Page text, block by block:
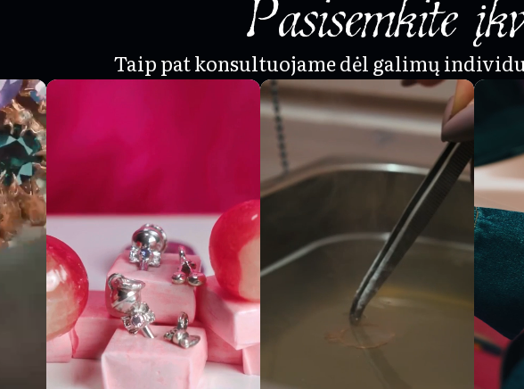
Taip pat konsultuojame dėl galimų